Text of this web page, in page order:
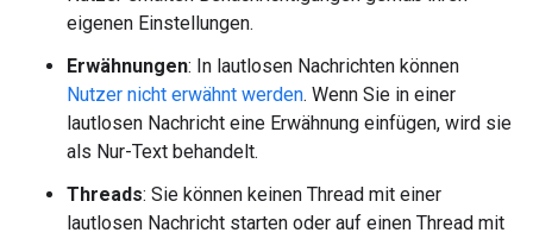
eigenen Einstellungen.
Erwähnungen: In lautlosen Nachrichten können
Nutzer nicht erwähnt werden. Wenn Sie in einer
lautlosen Nachricht eine Erwähnung einfügen, wird sie
als Nur-Text behandelt.
Threads: Sie können keinen Thread mit einer
lautlosen Nachricht starten oder auf einen Thread mit